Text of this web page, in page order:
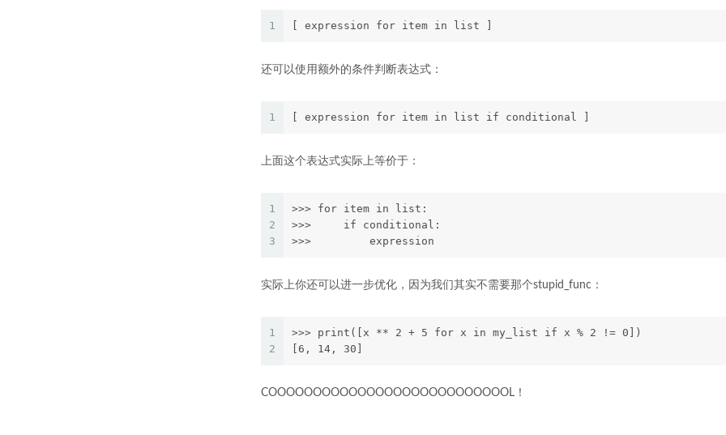
1 [ expression for item in list ]
还可以使用额外的条件判断表达式：
1 [ expression for item in list if conditional ]
上面这个表达式实际上等价于：
1
2
3
>>> for item in list:
>>>     if conditional:
>>>         expression
实际上你还可以进一步优化，因为我们其实不需要那个stupid_func：
1
2
>>> print([x ** 2 + 5 for x in my_list if x % 2 != 0])
[6, 14, 30]
COOOOOOOOOOOOOOOOOOOOOOOOOOOL！